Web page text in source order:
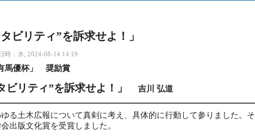
移
動
ビリティ”を訴求せよ！」
時：水, 2024-08-14 14:19
馬優杯」 奨励賞
ビリティ”を訴求せよ！」 吉川 弘道
る土木広報について真剣に考え、具体的に行動して参りました。
出版文化賞を受賞しました。